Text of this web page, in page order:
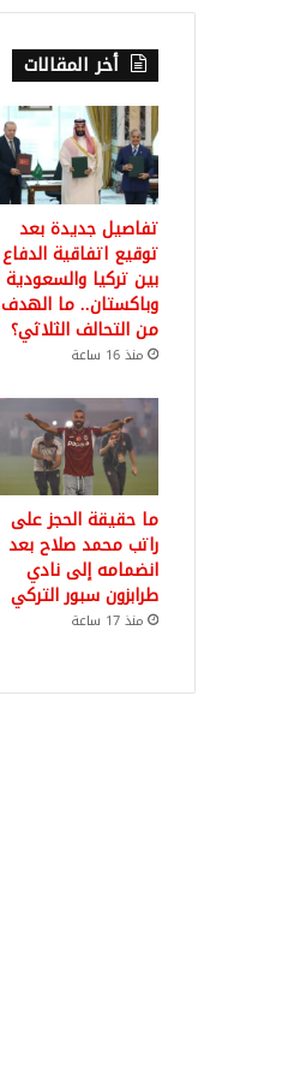
أخر المقالات
تفاصيل جديدة بعد
توقيع اتفاقية الدفاع
بين تركيا والسعودية
وباكستان.. ما الهدف
من التحالف الثلاثي؟
منذ 16 ساعة
ما حقيقة الحجز على
راتب محمد صلاح بعد
انضمامه إلى نادي
طرابزون سبور التركي
منذ 17 ساعة